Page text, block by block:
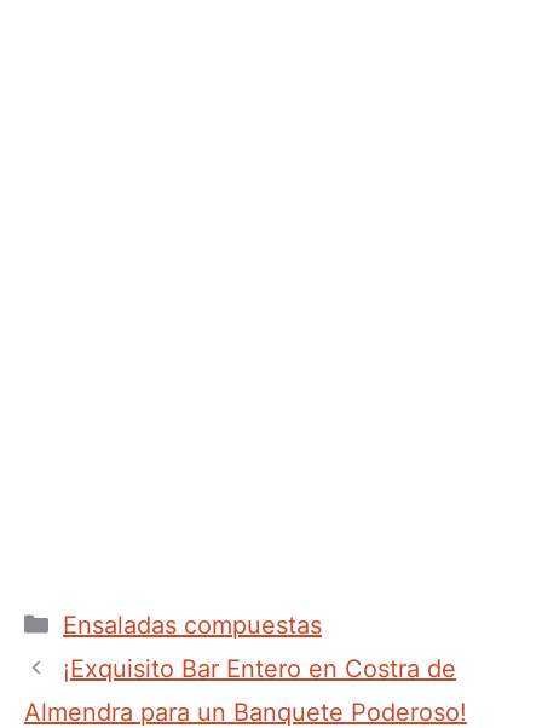
Categorías
Ensaladas compuestas
¡Exquisito Bar Entero en Costra de
Almendra para un Banquete Poderoso!